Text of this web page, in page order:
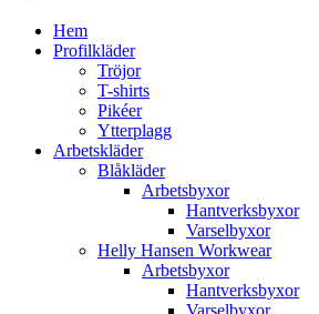
Hem
Profilkläder
Tröjor
T-shirts
Pikéer
Ytterplagg
Arbetskläder
Blåkläder
Arbetsbyxor
Hantverksbyxor
Varselbyxor
Helly Hansen Workwear
Arbetsbyxor
Hantverksbyxor
Varselbyxor